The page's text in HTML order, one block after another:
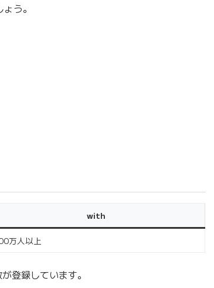
う。
with
万人以上
登録しています。